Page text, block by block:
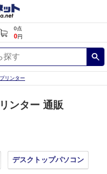
0点
0円
リンター
ンター 通販
デスクトップパソコン